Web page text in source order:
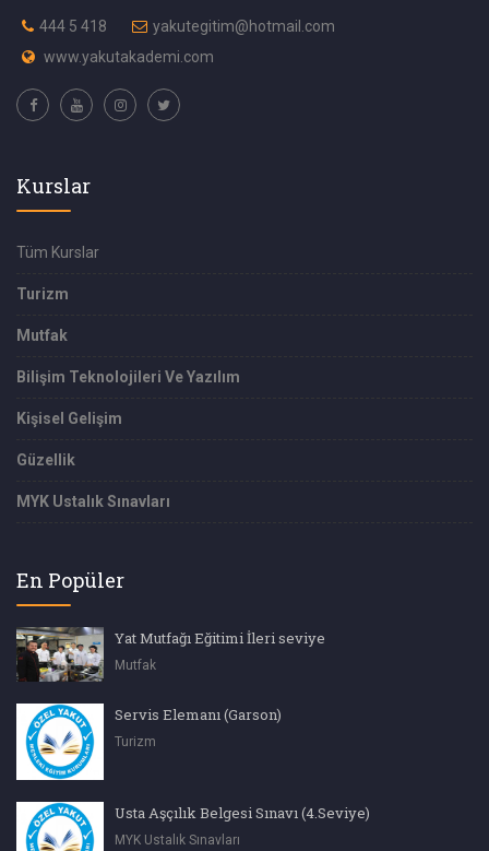
444 5 418
yakutegitim@hotmail.com
www.yakutakademi.com
Kurslar
Tüm Kurslar
Turizm
Mutfak
Bilişim Teknolojileri Ve Yazılım
Kişisel Gelişim
Güzellik
MYK Ustalık Sınavları
En Popüler
Yat Mutfağı Eğitimi İleri seviye
Mutfak
Servis Elemanı (Garson)
Turizm
Usta Aşçılık Belgesi Sınavı (4.Seviye)
MYK Ustalık Sınavları